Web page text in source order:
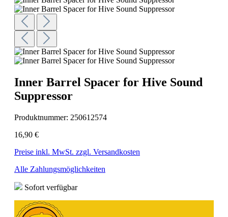
Inner Barrel Spacer for Hive Sound
Suppressor
Produktnummer: 250612574
16,90 €
Preise inkl. MwSt. zzgl. Versandkosten
Alle Zahlungsmöglichkeiten
Sofort verfügbar